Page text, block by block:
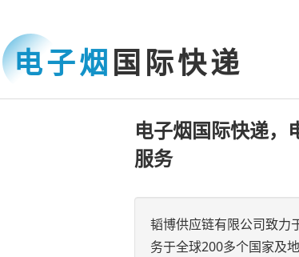
电子烟 国际快递
电子烟国际快递，
服务
韬博供应链有限公司致力
务于全球200多个国家及